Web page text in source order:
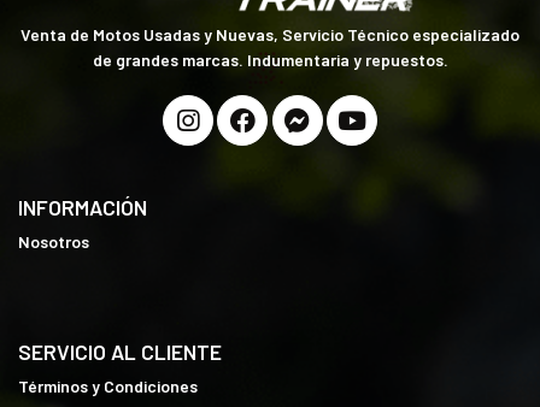
Venta de Motos Usadas y Nuevas, Servicio Técnico especializado
de grandes marcas. Indumentaria y repuestos.
INFORMACIÓN
Nosotros
SERVICIO AL CLIENTE
Términos y Condiciones